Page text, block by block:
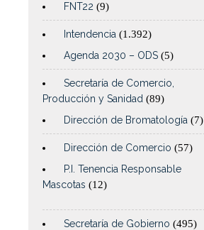
FNT22 (9)
Intendencia (1.392)
Agenda 2030 – ODS (5)
Secretaría de Comercio,
Producción y Sanidad (89)
Dirección de Bromatología (7)
Dirección de Comercio (57)
P.I. Tenencia Responsable
Mascotas (12)
Secretaría de Gobierno (495)